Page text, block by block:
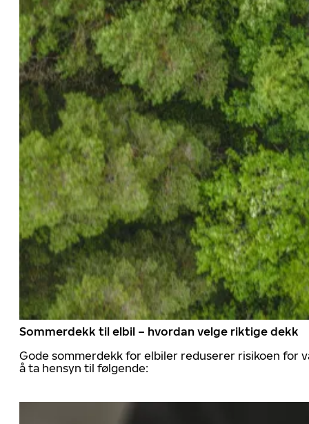
Sommerdekk til elbil – hvordan velge riktige dekk
Gode sommerdekk for elbiler reduserer risikoen for
å ta hensyn til følgende: